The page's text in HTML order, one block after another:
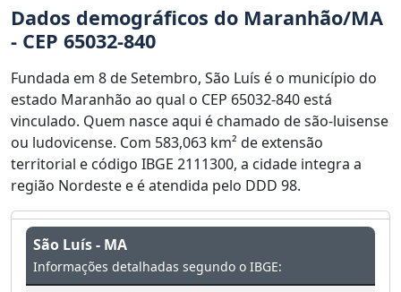
Dados demográficos do Maranhão/MA
- CEP 65032-840
Fundada em 8 de Setembro, São Luís é o município do
estado Maranhão ao qual o CEP 65032-840 está
vinculado. Quem nasce aqui é chamado de são-luisense
ou ludovicense. Com 583,063 km² de extensão
territorial e código IBGE 2111300, a cidade integra a
região Nordeste e é atendida pelo DDD 98.
São Luís - MA
Informações detalhadas segundo o IBGE: